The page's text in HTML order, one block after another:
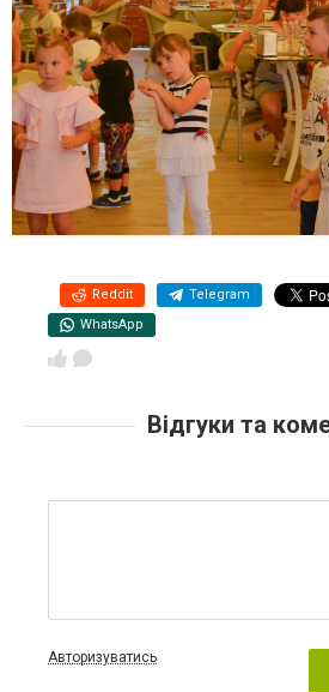
Reddit Telegram
WhatsApp
Відгуки та
Авторизуватись